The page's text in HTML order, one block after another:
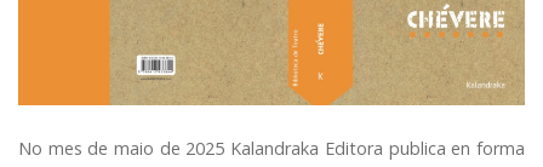
No mes de maio de 2025 Kalandraka Editora publica en forma